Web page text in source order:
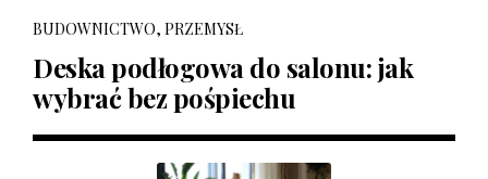
BUDOWNICTWO, PRZEMYSŁ
Deska podłogowa do salonu: jak
wybrać bez pośpiechu